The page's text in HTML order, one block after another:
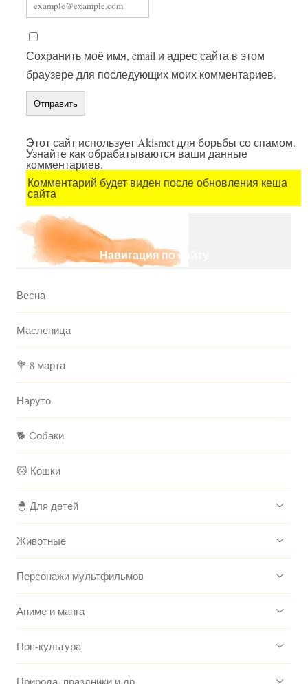
Сохранить моё имя, email и адрес сайта в этом
браузере для последующих моих комментариев.
Этот сайт использует Akismet для борьбы со спамом.
Узнайте как обрабатываются ваши данные
комментариев.
Комментарий будет виден после обновления кеша
сайта
Навигация по сайту
Весна
Масленица
💐 8 марта
Наруто
🐕 Собаки
🐱 Кошки
🐣 Для детей
Животные
Персонажи мультфильмов
Аниме и манга
Поп-культура
Природа, праздники и др